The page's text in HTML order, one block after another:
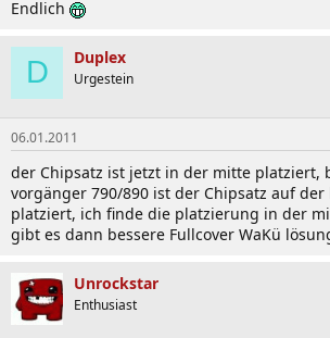
Endlich
D Duplex
Urgestein
06.01.2011
der Chipsatz ist jetzt in der mitte platziert,
vorgänger 790/890 ist der Chipsatz auf
platziert, ich finde die platzierung in der
gibt es dann bessere Fullcover WaKü
Unrockstar
Enthusiast